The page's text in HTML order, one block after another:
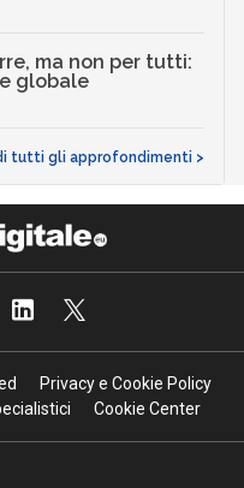
ma non per tutti:
globale
tutti gli approfondimenti >
Privacy e Cookie Policy
Cookie Center